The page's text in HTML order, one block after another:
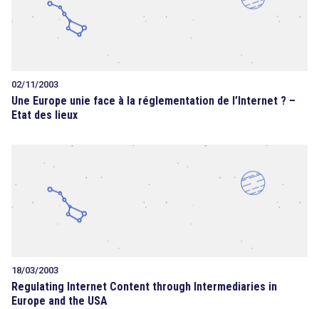
02/11/2003
Une Europe unie face à la réglementation de l’Internet ? –
Etat des lieux
18/03/2003
Regulating Internet Content through Intermediaries in
Europe and the USA